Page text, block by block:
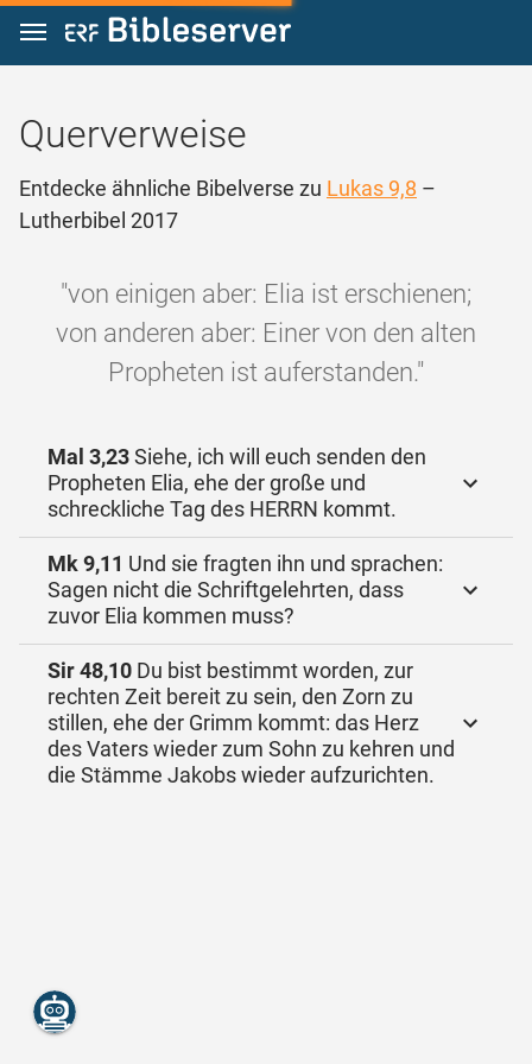
Zum Inhalt springen
Querverweise
Entdecke ähnliche Bibelverse zu Lukas 9,8 –
Lutherbibel 2017
"von einigen aber: Elia ist erschienen;
von anderen aber: Einer von den alten
Propheten ist auferstanden."
Mal 3,23Siehe, ich will euch senden den
Propheten Elia, ehe der große und
schreckliche Tag des HERRN kommt.
Mk 9,11 Und sie fragten ihn und sprachen:
Sagen nicht die Schriftgelehrten, dass
zuvor Elia kommen muss?
Sir 48,10 Du bist bestimmt worden, zur
rechten Zeit bereit zu sein, den Zorn zu
stillen, ehe der Grimm kommt: das Herz
des Vaters wieder zum Sohn zu kehren und
die Stämme Jakobs wieder aufzurichten.